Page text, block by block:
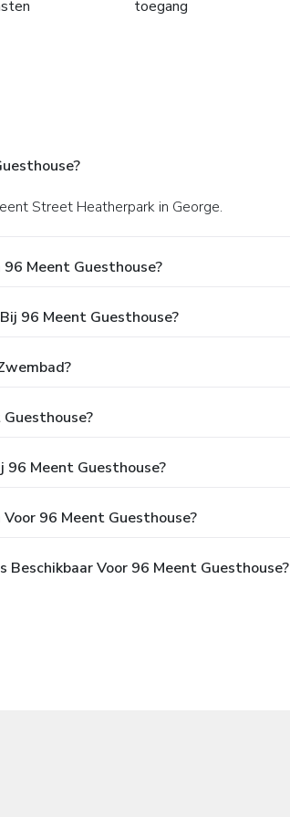
toegang
Street Heatherpark in George.
Meent Guesthouse?
96 Meent Guesthouse?
96 Meent Guesthouse?
96 Meent Guesthouse?
Voor 96 Meent Guesthouse?